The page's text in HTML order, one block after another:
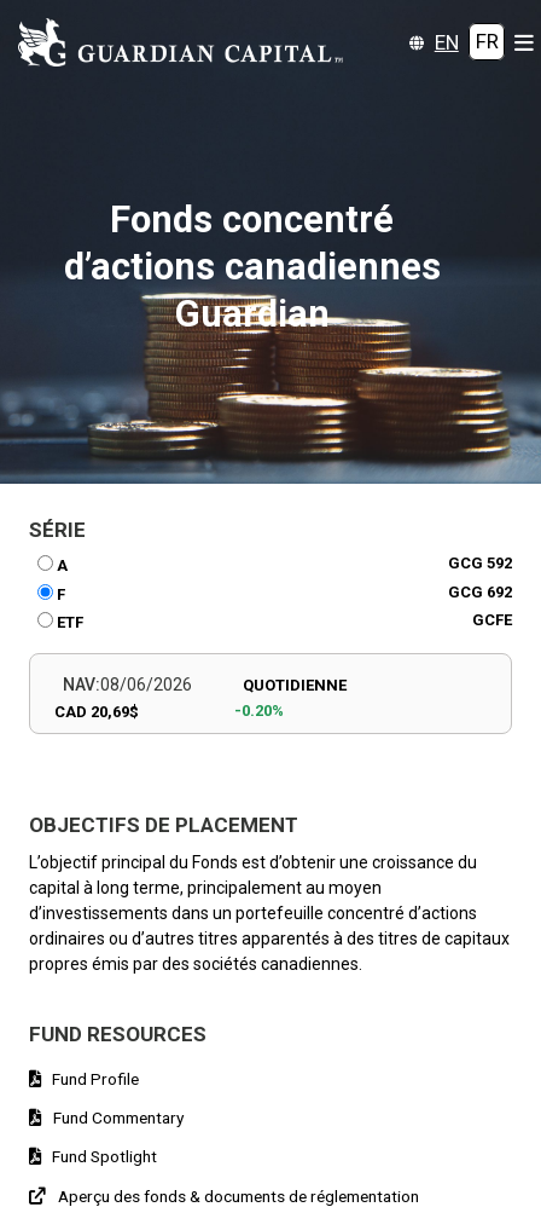
EN FR
Fonds concentré
d’actions canadiennes
Guardian
SÉRIE
A
GCG 592
F
GCG 692
ETF
GCFE
NAV:08/06/2026
CAD 20,69$
QUOTIDIENNE
-0.20%
OBJECTIFS DE PLACEMENT
L’objectif principal du Fonds est d’obtenir une croissance du
capital à long terme, principalement au moyen
d’investissements dans un portefeuille concentré d’actions
ordinaires ou d’autres titres apparentés à des titres de capitaux
propres émis par des sociétés canadiennes.
FUND RESOURCES
Fund Profile
Fund Commentary
Fund Spotlight
Aperçu des fonds & documents de réglementation